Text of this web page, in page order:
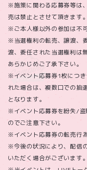
※施策に関わる応募券等は
売は禁止とさせて頂きます。
※ご本人様以外の参加は不
※当選権利の転売、譲渡、
渡、委任された当選権利は
あらかじめご了承下さい。
※イベント応募券1枚につ
れた場合は、複数口での抽
となります。
※イベント応募券を紛失/盗
のでご注意下さい。
※イベント応募券の転売行
※今後の状況により、配信
いただく場合がございます。